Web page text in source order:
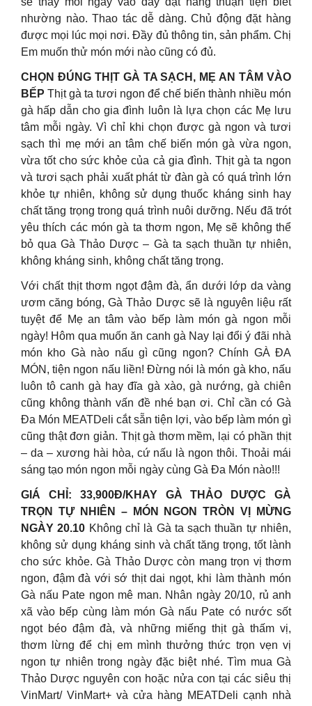
nhường nào. Thao tác dễ dàng. Chủ động đặt hàng
được mọi lúc mọi nơi. Đầy đủ thông tin, sản phẩm. Chị
Em muốn thử món mới nào cũng có đủ.
CHỌN ĐÚNG THỊT GÀ TA SẠCH, MẸ AN TÂM VÀO
BẾP Thịt gà ta tươi ngon để chế biến thành nhiều món
gà hấp dẫn cho gia đình luôn là lựa chọn các Mẹ lưu
tâm mỗi ngày. Vì chỉ khi chọn được gà ngon và tươi
sạch thì mẹ mới an tâm chế biến món gà vừa ngon,
vừa tốt cho sức khỏe của cả gia đình. Thịt gà ta ngon
và tươi sạch phải xuất phát từ đàn gà có quá trình lớn
khỏe tự nhiên, không sử dụng thuốc kháng sinh hay
chất tăng trọng trong quá trình nuôi dưỡng. Nếu đã trót
yêu thích các món gà ta thơm ngon, Mẹ sẽ không thể
bỏ qua Gà Thảo Dược – Gà ta sạch thuần tự nhiên,
không kháng sinh, không chất tăng trọng.
Với chất thịt thơm ngọt đậm đà, ẩn dưới lớp da vàng
ươm căng bóng, Gà Thảo Dược sẽ là nguyên liệu rất
tuyệt để Mẹ an tâm vào bếp làm món gà ngon mỗi
ngày! Hôm qua muốn ăn canh gà Nay lại đổi ý đãi nhà
món kho Gà nào nấu gì cũng ngon? Chính GÀ ĐA
MÓN, tiện ngon nấu liền! Đừng nói là món gà kho, nấu
luôn tô canh gà hay đĩa gà xào, gà nướng, gà chiên
cũng không thành vấn đề nhé bạn ơi. Chỉ cần có Gà
Đa Món MEATDeli cắt sẵn tiện lợi, vào bếp làm món gì
cũng thật đơn giản. Thịt gà thơm mềm, lại có phần thịt
– da – xương hài hòa, cứ nấu là ngon thôi. Thoải mái
sáng tạo món ngon mỗi ngày cùng Gà Đa Món nào!!!
GIÁ CHỈ: 33,900Đ/KHAY GÀ THẢO DƯỢC GÀ
TRỌN TỰ NHIÊN – MÓN NGON TRÒN VỊ MỪNG
NGÀY 20.10 Không chỉ là Gà ta sạch thuần tự nhiên,
không sử dụng kháng sinh và chất tăng trọng, tốt lành
cho sức khỏe. Gà Thảo Dược còn mang trọn vị thơm
ngon, đậm đà với sớ thịt dai ngọt, khi làm thành món
Gà nấu Pate ngon mê man. Nhân ngày 20/10, rủ anh
xã vào bếp cùng làm món Gà nấu Pate có nước sốt
ngọt béo đậm đà, và những miếng thịt gà thấm vị,
thơm lừng để chị em mình thưởng thức trọn vẹn vị
ngon tự nhiên trong ngày đặc biệt nhé. Tìm mua Gà
Thảo Dược nguyên con hoặc nửa con tại các siêu thị
VinMart/ VinMart+ và cửa hàng MEATDeli cạnh nhà